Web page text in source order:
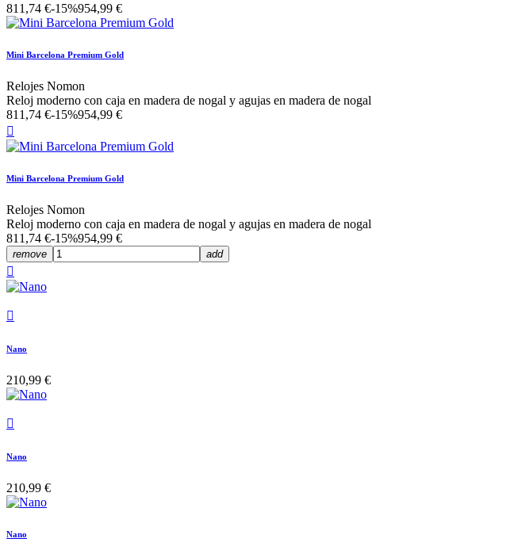
811,74 €-15%954,99 €
Mini Barcelona Premium Gold
Relojes Nomon
Reloj moderno con caja en madera de nogal y agujas en madera de nogal
811,74 €-15%954,99 €

Mini Barcelona Premium Gold
Relojes Nomon
Reloj moderno con caja en madera de nogal y agujas en madera de nogal
811,74 €-15%954,99 €
remove add


Nano
210,99 €

Nano
210,99 €
Nano